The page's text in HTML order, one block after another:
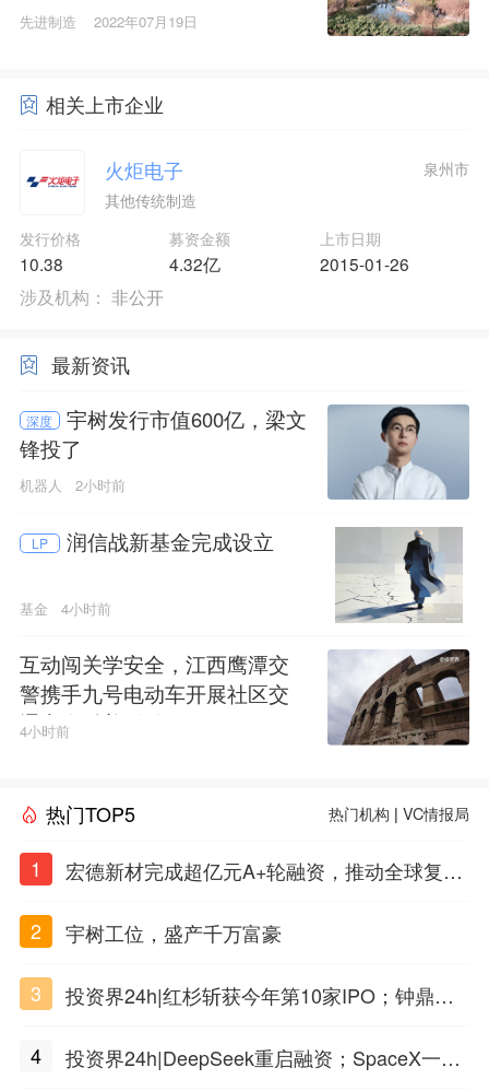
先进制造 2022年07月19日
相关上市企业
火炬电子
其他传统制造
泉州市
发行价格
10.38
募资金额
4.32亿
上市日期
2015-01-26
涉及机构： 非公开
最新资讯
深度
宇树发行市值600亿，梁文
锋投了
机器人 2小时前
LP 润信战新基金完成设立
基金 4小时前
互动闯关学安全，江西鹰潭交
警携手九号电动车开展社区交
通安全科普活动
4小时前
热门TOP5 热门机构 |VC情报局
1
宏德新材完成超亿元A+轮融资，推动全球复合
2
宇树工位，盛产千万富豪
3
投资界24h|红杉斩获今年第10家IPO；钟鼎投
水
4
投资界24h|DeepSeek重启融资；SpaceX一夜